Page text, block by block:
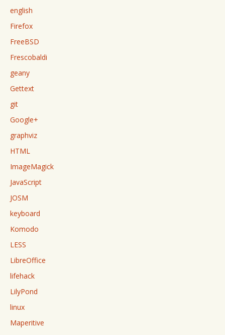
english
Firefox
FreeBSD
Frescobaldi
geany
Gettext
git
Google+
graphviz
HTML
ImageMagick
JavaScript
JOSM
keyboard
Komodo
LESS
LibreOffice
lifehack
LilyPond
linux
Maperitive